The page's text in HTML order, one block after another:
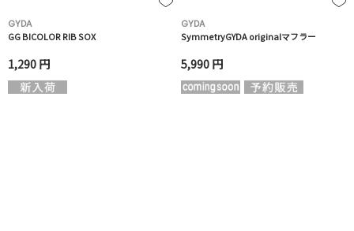
GYDA
GG BICOLOR RIB SOX
1,290 円
GYDA
SymmetryGYDA originalマフラー
5,990 円